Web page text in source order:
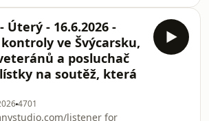
Úterý - 16.6.2026 -
ve Švýcarsku,
a posluchač
na soutěž, která
4701
listener for